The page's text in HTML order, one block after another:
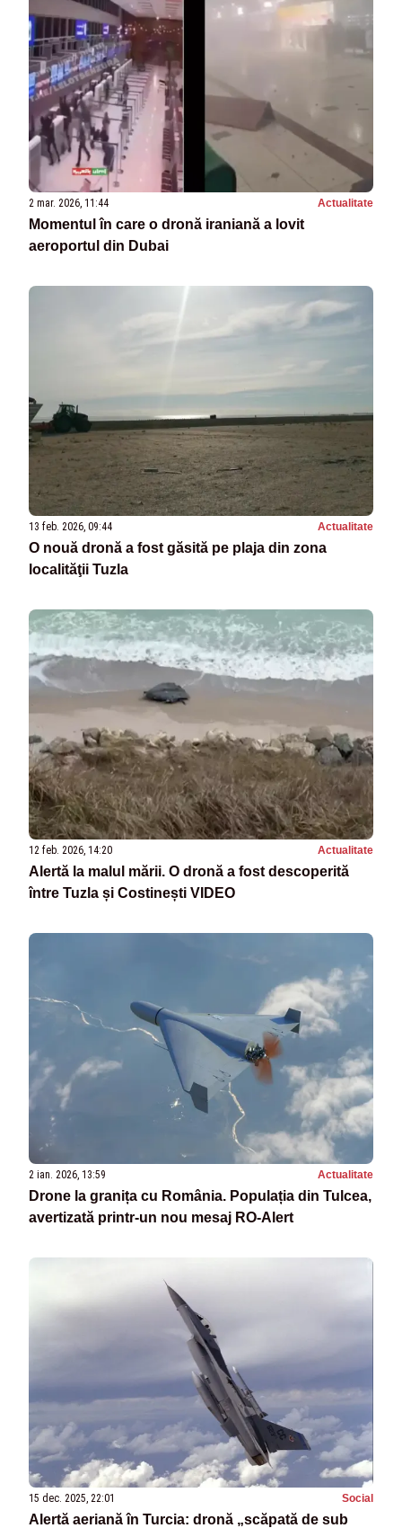
2 mar. 2026, 11:44 Actualitate
Momentul în care o dronă iraniană a lovit
aeroportul din Dubai
13 feb. 2026, 09:44 Actualitate
O nouă dronă a fost găsită pe plaja din zona
localităţii Tuzla
12 feb. 2026, 14:20 Actualitate
Alertă la malul mării. O dronă a fost descoperită
între Tuzla și Costinești VIDEO
2 ian. 2026, 13:59 Actualitate
Drone la granița cu România. Populația din Tulcea,
avertizată printr-un nou mesaj RO-Alert
15 dec. 2025, 22:01 Social
Alertă aeriană în Turcia: dronă „scăpată de sub